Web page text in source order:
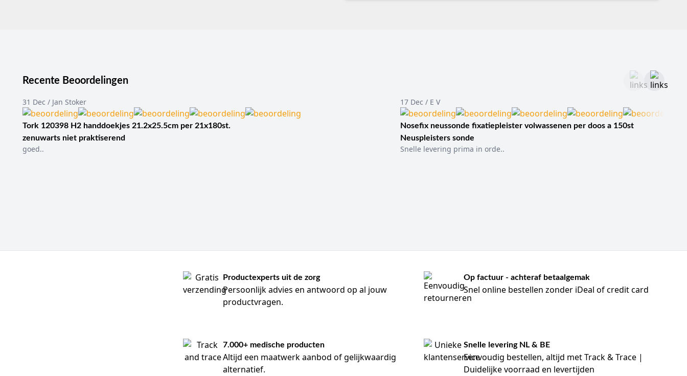
Recente Beoordelingen
31 Dec / Jan Stoker
Tork 120398 H2 handdoekjes 21.2x25.5cm per 21x180st.
zenuwarts niet praktiserend
goed..
17 Dec / E V
Nosefix neussonde fixatiepleister volwassenen per doos a 150st
Neuspleisters sonde
Snelle levering prima in orde..
Productexperts uit de zorg
Persoonlijk advies en antwoord op al jouw
productvragen.
Op factuur - achteraf betaalgemak
Snel online bestellen zonder iDeal of credit card
7.000+ medische producten
Altijd een maatwerk aanbod of gelijkwaardig
alternatief.
Snelle levering NL & BE
Eenvoudig bestellen, altijd met Track & Trace |
Duidelijke voorraad en levertijden